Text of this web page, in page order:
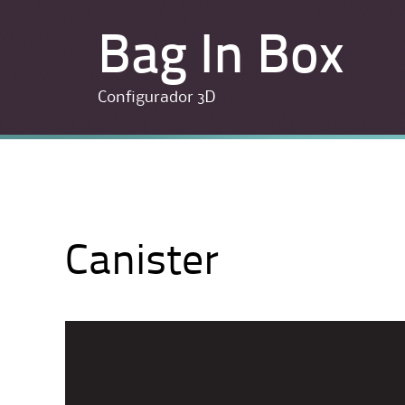
Bag In Box
Configurador 3D
Canister